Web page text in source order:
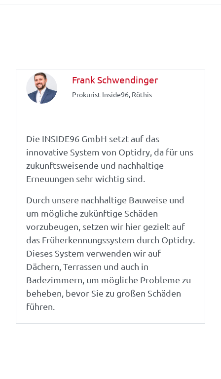
Frank Schwendinger
Prokurist Inside96, Röthis
Die INSIDE96 GmbH setzt auf das
innovative System von Optidry, da für uns
zukunftsweisende und nachhaltige
Erneuungen sehr wichtig sind.
Durch unsere nachhaltige Bauweise und
um mögliche zukünftige Schäden
vorzubeugen, setzen wir hier gezielt auf
das Früherkennungssystem durch Optidry.
Dieses System verwenden wir auf
Dächern, Terrassen und auch in
Badezimmern, um mögliche Probleme zu
beheben, bevor Sie zu großen Schäden
führen.